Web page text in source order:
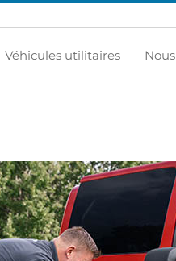
Véhicules utilitaires Nous